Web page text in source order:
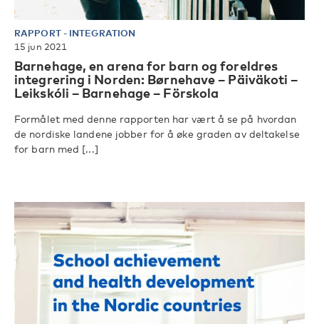
RAPPORT- INTEGRATION
15 jun 2021
Barnehage, en arena for barn og foreldres
integrering i Norden: Børnehave – Päiväkoti –
Leikskóli – Barnehage – Förskola
Formålet med denne rapporten har vært å se på hvordan
de nordiske landene jobber for å øke graden av deltakelse
for barn med [...]